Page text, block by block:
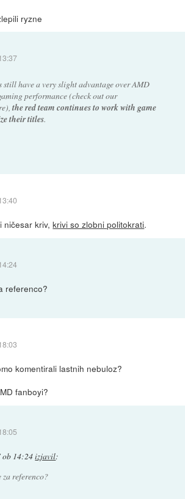
ryzne
still have a very slight advantage over AMD
performance (check out our
the red team continues to work with game
their titles.
ničesar kriv,krivi so zlobni politokrati.
referenco?
komentirali lastnih nebuloz?
fanboyi?
ob 14:24izjavil:
za referenco?